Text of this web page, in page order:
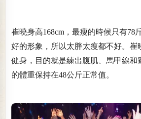
崔曉身高168cm，最瘦的時候只有78
好的形象，所以太胖太瘦都不好。崔
健身，目的就是練出腹肌、馬甲線和
的體重保持在48公斤正常值。